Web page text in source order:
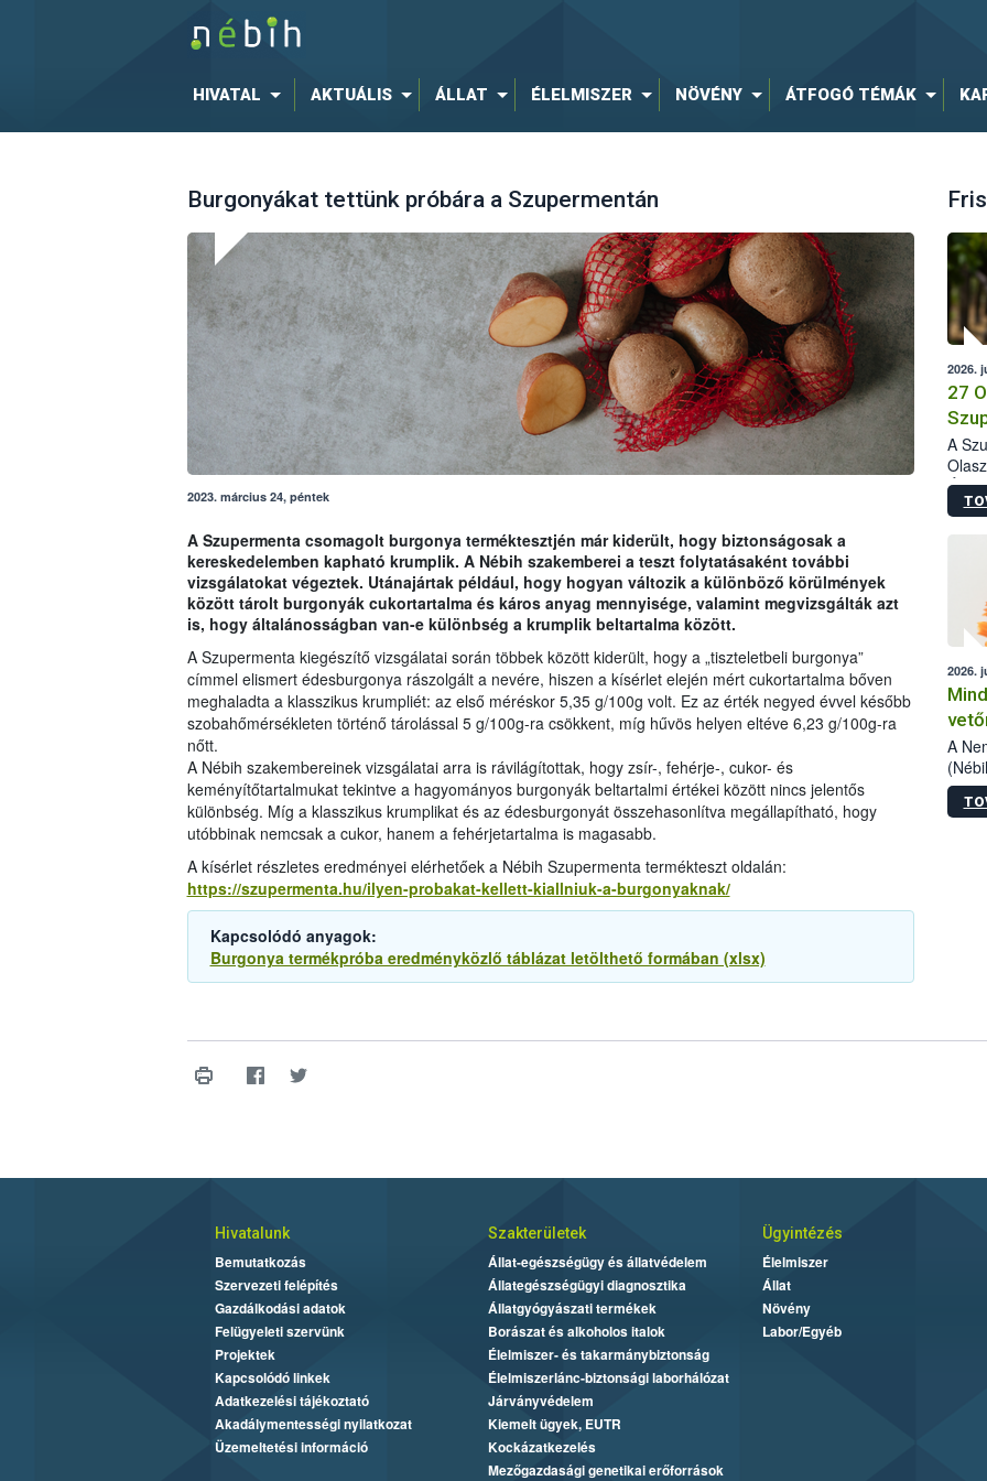
HIVATAL AKTUÁLIS ÁLLAT ÉLELMISZER NÖVÉNY ÁTFOGÓ TÉMÁK
Burgonyákat tettünk próbára a Szupermentán
2023. március 24, péntek
A Szupermenta csomagolt burgonya terméktesztjén már kiderült, hogy biztonságosak a
kereskedelemben kapható krumplik. A Nébih szakemberei a teszt folytatásaként további
vizsgálatokat végeztek. Utánajártak például, hogy hogyan változik a különböző körülmények
között tárolt burgonyák cukortartalma és káros anyag mennyisége, valamint megvizsgálták azt
is, hogy általánosságban van-e különbség a krumplik beltartalma között.
A Szupermenta kiegészítő vizsgálatai során többek között kiderült, hogy a „tiszteletbeli burgonya”
címmel elismert édesburgonya rászolgált a nevére, hiszen a kísérlet elején mért cukortartalma bőven
meghaladta a klasszikus krumpliét: az első méréskor 5,35 g/100g volt. Ez az érték negyed évvel később
szobahőmérsékleten történő tárolással 5 g/100g-ra csökkent, míg hűvös helyen eltéve 6,23 g/100g-ra
nőtt.
A Nébih szakembereinek vizsgálatai arra is rávilágítottak, hogy zsír-, fehérje-, cukor- és
keményítőtartalmukat tekintve a hagyományos burgonyák beltartalmi értékei között nincs jelentős
különbség. Míg a klasszikus krumplikat és az édesburgonyát összehasonlítva megállapítható, hogy
utóbbinak nemcsak a cukor, hanem a fehérjetartalma is magasabb.
A kísérlet részletes eredményei elérhetőek a Nébih Szupermenta termékteszt oldalán:
https://szupermenta.hu/ilyen-probakat-kellett-kiallniuk-a-burgonyaknak/
Kapcsolódó anyagok:
Burgonya termékpróba eredményközlő táblázat letölthető formában (xlsx)
2026.
27
A
2026.
A
a
Hivatalunk
Bemutatkozás
Szervezeti felépítés
Gazdálkodási adatok
Felügyeleti szervünk
Projektek
Kapcsolódó linkek
Adatkezelési tájékoztató
Akadálymentességi nyilatkozat
Üzemeltetési információ
Szakterületek
Állat-egészségügy és állatvédelem
Állategészségügyi diagnosztika
Állatgyógyászati termékek
Borászat és alkoholos italok
Élelmiszer- és takarmánybiztonság
Élelmiszerlánc-biztonsági laborhálózat
Járványvédelem
Kiemelt ügyek, EUTR
Kockázatkezelés
Mezőgazdasági genetikai erőforrások
Ügyintézés
Élelmiszer
Állat
Növény
Labor/Egyéb